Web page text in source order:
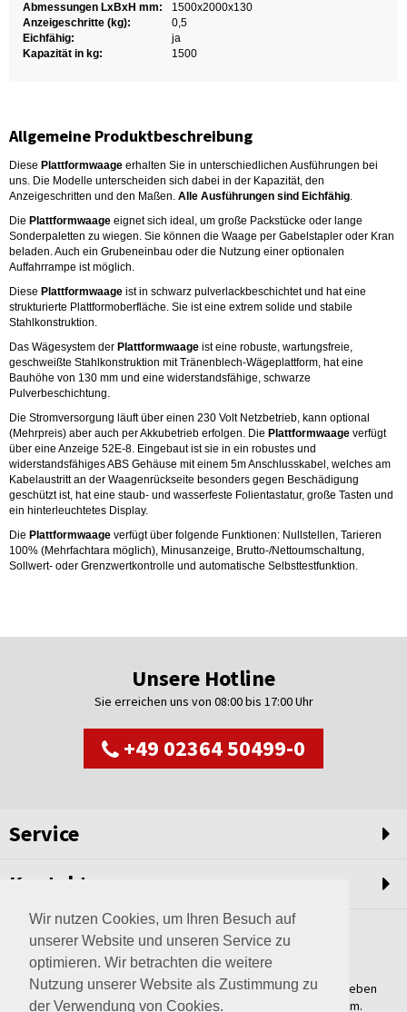
Wir nutzen Cookies, um Ihren Besuch auf
unserer Website und unseren Service zu
optimieren. Wir betrachten die weitere
Nutzung unserer Website als Zustimmung zu
der Verwendung von Cookies.
Abmessungen LxBxH mm:
1500x2000x130
Anzeigeschritte (kg):
0,5
Eichfähig:
ja
Kapazität in kg:
1500
Allgemeine Produktbeschreibung
Diese Plattformwaage erhalten Sie in unterschiedlichen Ausführungen bei
uns. Die Modelle unterscheiden sich dabei in der Kapazität, den
Anzeigeschritten und den Maßen. Alle Ausführungen sind Eichfähig.
Die Plattformwaage eignet sich ideal, um große Packstücke oder lange
Sonderpaletten zu wiegen. Sie können die Waage per Gabelstapler oder Kran
beladen. Auch ein Grubeneinbau oder die Nutzung einer optionalen
Auffahrrampe ist möglich.
Diese Plattformwaage ist in schwarz pulverlackbeschichtet und hat eine
strukturierte Plattformoberfläche. Sie ist eine extrem solide und stabile
Stahlkonstruktion.
Das Wägesystem der Plattformwaage ist eine robuste, wartungsfreie,
geschweißte Stahlkonstruktion mit Tränenblech-Wägeplattform, hat eine
Bauhöhe von 130 mm und eine widerstandsfähige, schwarze
Pulverbeschichtung.
Die Stromversorgung läuft über einen 230 Volt Netzbetrieb, kann optional
(Mehrpreis) aber auch per Akkubetrieb erfolgen. Die Plattformwaage verfügt
über eine Anzeige 52E-8. Eingebaut ist sie in ein robustes und
widerstandsfähiges ABS Gehäuse mit einem 5m Anschlusskabel, welches am
Kabelaustritt an der Waagenrückseite besonders gegen Beschädigung
geschützt ist, hat eine staub- und wasserfeste Folientastatur, große Tasten und
ein hinterleuchtetes Display.
Die Plattformwaage verfügt über folgende Funktionen: Nullstellen, Tarieren
100% (Mehrfachtara möglich), Minusanzeige, Brutto-/Nettoumschaltung,
Sollwert- oder Grenzwertkontrolle und automatische Selbsttestfunktion.
Unsere Hotline
Sie erreichen uns von 08:00 bis 17:00 Uhr
+49 02364 50499-0
Service
Kontakt
Weltweit setzen wir unsere Erfahrungswerte und unser Streben
nach innovativen Lösungen in unvergleichliche Anlagen um.